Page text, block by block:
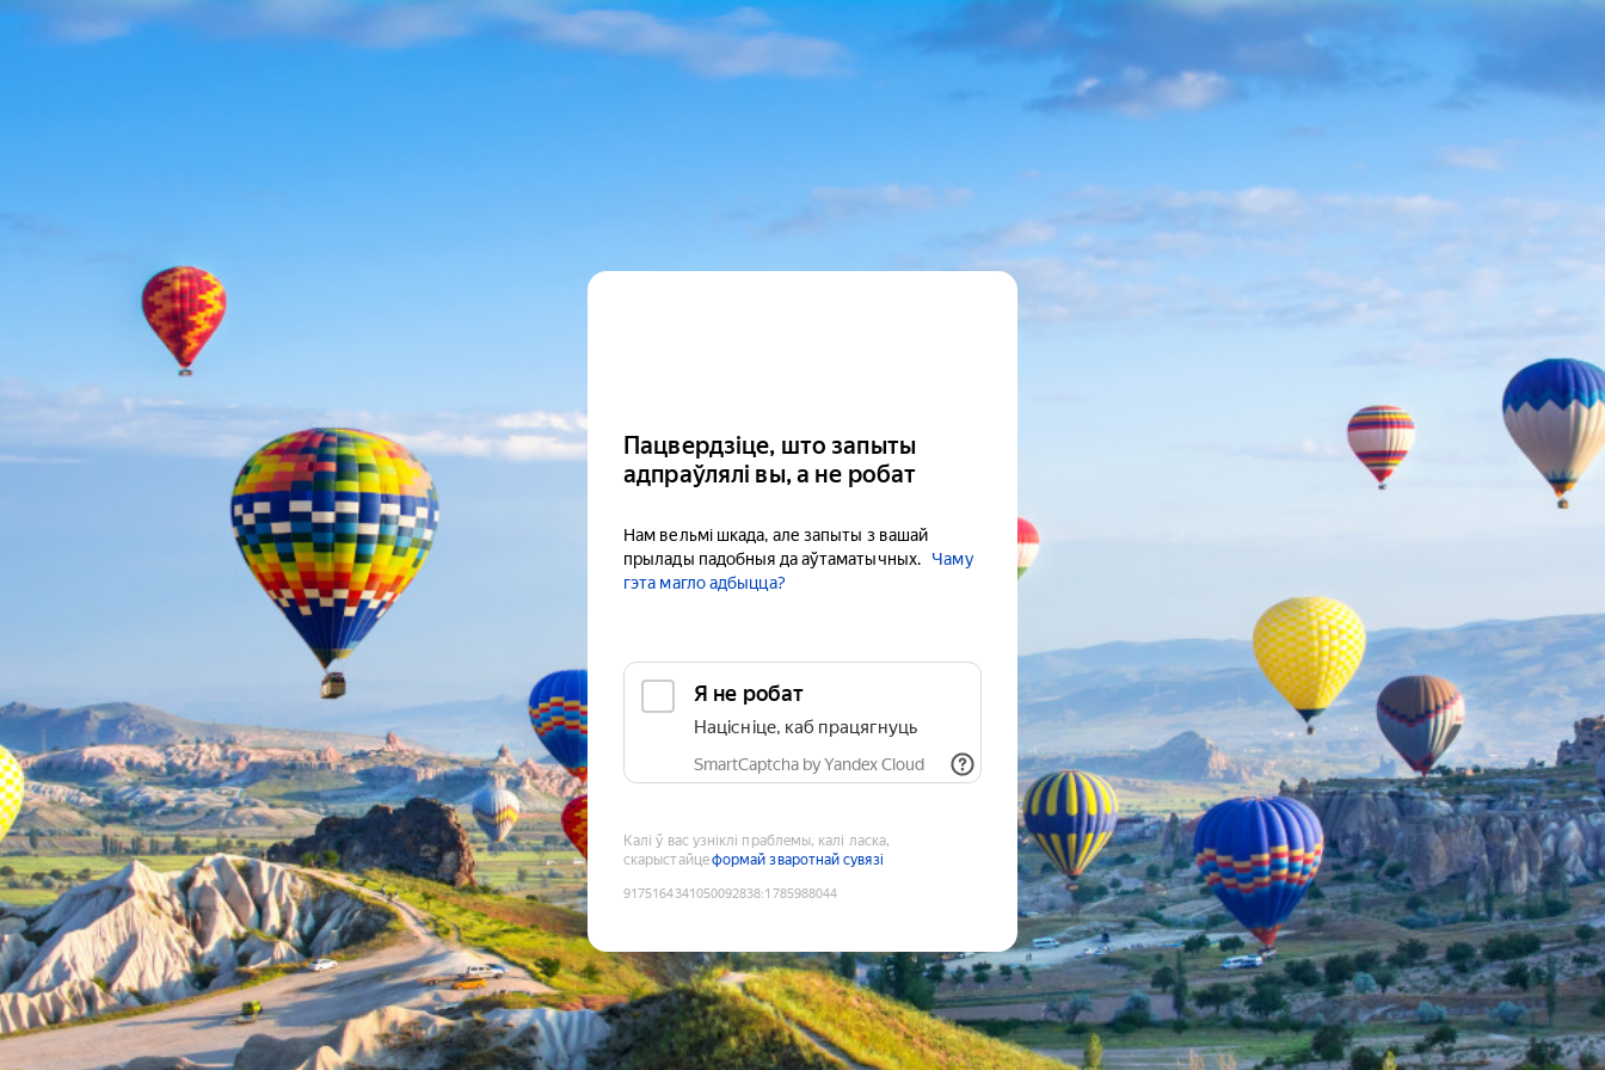
Пацвердзіце, што запыты
адпраўлялі вы, а не робат
Нам вельмі шкада, але запыты з вашай
прылады падобныя да аўтаматычных.
Чаму
гэта магло адбыцца?
Я не робат
Націсніце, каб працягнуць
SmartCaptcha by Yandex Cloud
Калі ў вас узніклі праблемы, калі ласка,
скарыстайцеформай зваротнай сувязі
9175164341050092838:1785988044